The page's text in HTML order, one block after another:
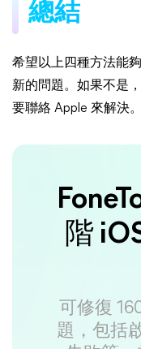
總結
希望以上四種方法能
新的問題。如果不是
要聯絡 Apple 來解決。
階
可修復
題，包括